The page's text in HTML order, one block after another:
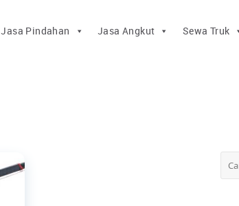
Jasa Pindahan Jasa Angkut Sewa Truk